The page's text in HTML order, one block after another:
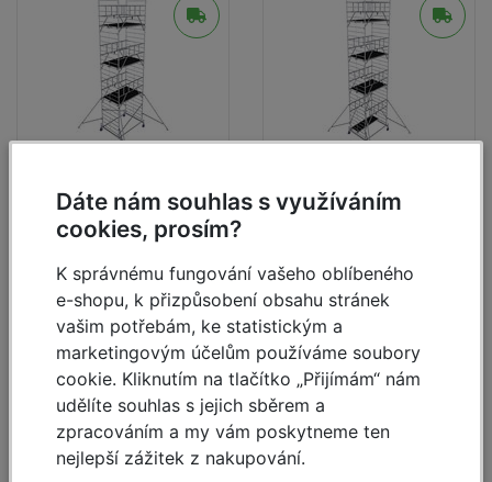
Pojízdné lešení ProTec
2,0 x 1,35, prac.výška
10,3 m
skladem
118 080,- Kč
88 782,-
Kč
Detail
Pojízdné lešení ProTec
2,0 x 1,35, prac.výška
skladem
101 824,- Kč
Dáte nám souhlas s využíváním
cookies, prosím?
K správnému fungování vašeho oblíbeného
e-shopu, k přizpůsobení obsahu stránek
vašim potřebám, ke statistickým a
marketingovým účelům používáme soubory
cookie. Kliknutím na tlačítko „Přijímám“ nám
udělíte souhlas s jejich sběrem a
zpracováním a my vám poskytneme ten
nejlepší zážitek z nakupování.